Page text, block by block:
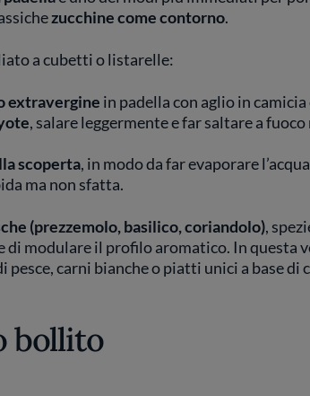
zucchine come contorno.
a cubetti o listarelle:
extravergine in padella con aglio in
, salare leggermente e far saltare a
scoperta, in modo da far evaporare
ma non sfatta.
(prezzemolo, basilico, coriandolo),
di modulare il profilo aromatico. In questa
carni bianche o piatti unici a base di
bollito